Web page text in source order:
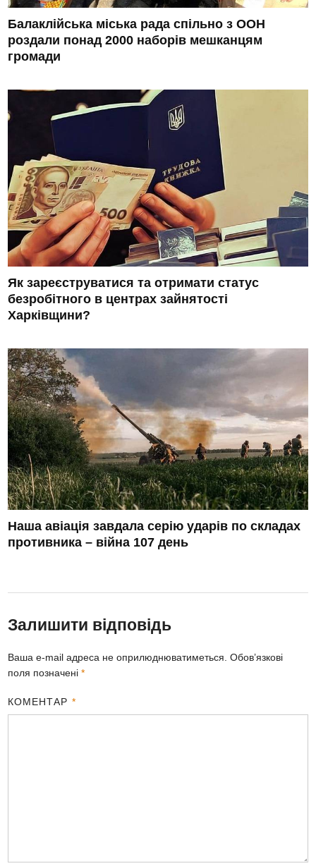
Балаклійська міська рада спільно з ООН
роздали понад 2000 наборів мешканцям
громади
Як зареєструватися та отримати статус
безробітного в центрах зайнятості
Харківщини?
Наша авіація завдала серію ударів по складах
противника – війна 107 день
Залишити відповідь
Ваша e-mail адреса не оприлюднюватиметься. Обов’язкові
поля позначені*
КОМЕНТАР *